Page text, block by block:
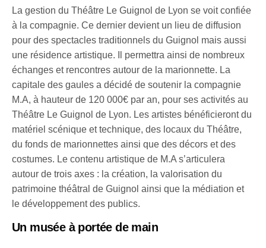
La gestion du Théâtre Le Guignol de Lyon se voit confiée
à la compagnie. Ce dernier devient un lieu de diffusion
pour des spectacles traditionnels du Guignol mais aussi
une résidence artistique. Il permettra ainsi de nombreux
échanges et rencontres autour de la marionnette. La
capitale des gaules a décidé de soutenir la compagnie
M.A, à hauteur de 120 000€ par an, pour ses activités au
Théâtre Le Guignol de Lyon. Les artistes bénéficieront du
matériel scénique et technique, des locaux du Théâtre,
du fonds de marionnettes ainsi que des décors et des
costumes. Le contenu artistique de M.A s’articulera
autour de trois axes : la création, la valorisation du
patrimoine théâtral de Guignol ainsi que la médiation et
le développement des publics.
Un musée à portée de main